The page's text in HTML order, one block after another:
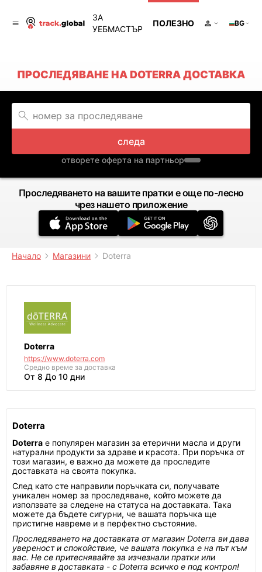
ЗА
УЕБМАСТЪР
ПОЛЕЗНО BG
ПРОСЛЕДЯВАНЕ НА DOTERRA ДОСТАВКА
следа
отворете оферта на партньор
Проследяването на вашите пратки е още по-лесно
чрез нашето приложение
Начало Магазини Doterra
Doterra
https://www.doterra.com
Средно време за доставка
От 8 До 10 дни
Doterra
Doterra е популярен магазин за етерични масла и други
натурални продукти за здраве и красота. При поръчка от
този магазин, е важно да можете да проследите
доставката на своята покупка.
След като сте направили поръчката си, получавате
уникален номер за проследяване, който можете да
използвате за следене на статуса на доставката. Така
можете да бъдете сигурни, че вашата поръчка ще
пристигне навреме и в перфектно състояние.
Проследяването на доставката от магазин Doterra ви дава
увереност и спокойствие, че вашата покупка е на път към
вас. Не се притеснявайте за изчезнали пратки или
забавяне в доставката - с Doterra всичко е под контрол!